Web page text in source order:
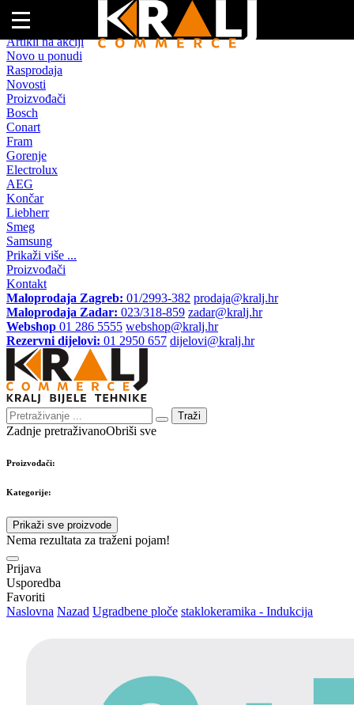
Naslovna
Artikli na akciji
Novo u ponudi
Rasprodaja
Novosti
Proizvođači
Bosch
Conart
Fram
Gorenje
Electrolux
AEG
Končar
Liebherr
Smeg
Samsung
Prikaži više ...
Proizvođači
Kontakt
Maloprodaja Zagreb: 01/2993-382 prodaja@kralj.hr
Maloprodaja Zadar: 023/318-859 zadar@kralj.hr
Webshop 01 286 5555 webshop@kralj.hr
Rezervni dijelovi: 01 2950 657 dijelovi@kralj.hr
Traži
Zadnje pretraživanoObriši sve
Proizvođači:
Kategorije:
Prikaži sve proizvode
Nema rezultata za traženi pojam!
Prijava
Usporedba
Favoriti
Naslovna Nazad Ugradbene ploče staklokeramika - Indukcija